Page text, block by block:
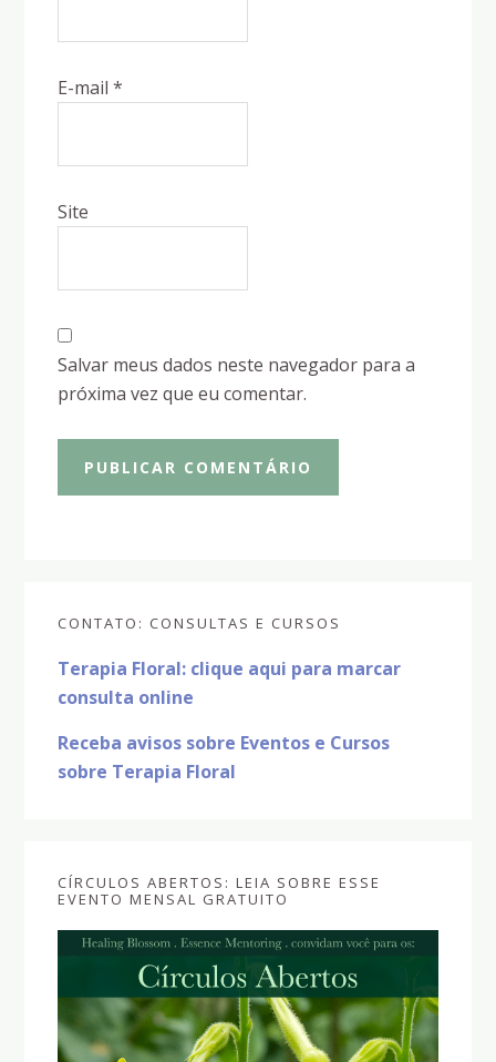
E-mail*
Site
Salvar meus dados neste navegador para a
próxima vez que eu comentar.
primária
CONTATO: CONSULTAS E CURSOS
Terapia Floral: clique aqui para marcar
consulta online
Receba avisos sobre Eventos e Cursos
sobre Terapia Floral
CÍRCULOS ABERTOS: LEIA SOBRE ESSE
EVENTO MENSAL GRATUITO